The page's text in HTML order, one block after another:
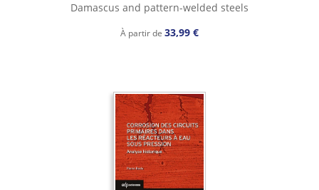
Damascus and pattern-welded steels
À partir de 33,99 €